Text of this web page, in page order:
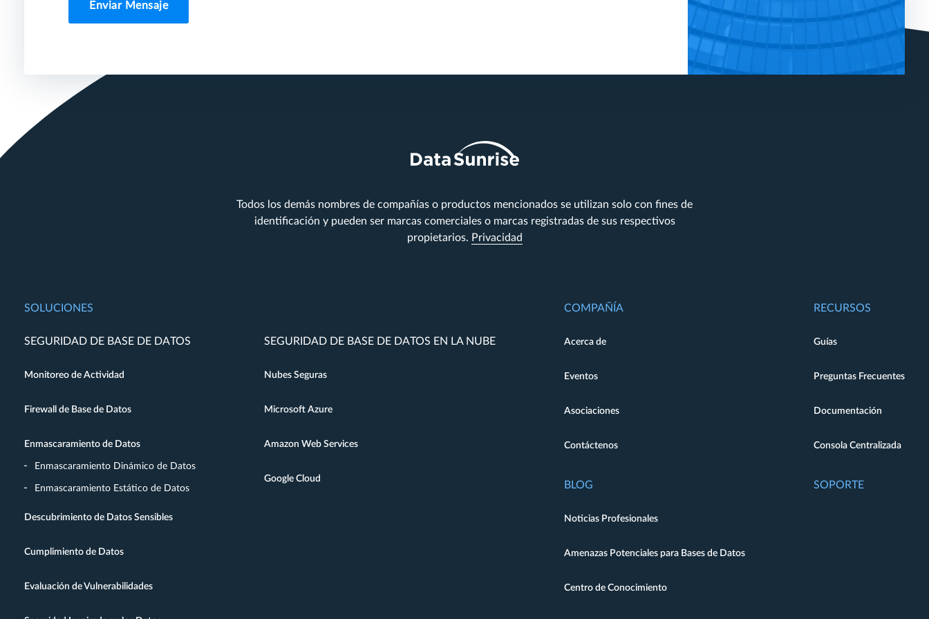
Enviar Mensaje
Todos los demás nombres de compañías o productos mencionados se utilizan solo con fines de
identificación y pueden ser marcas comerciales o marcas registradas de sus respectivos
propietarios. Privacidad
SOLUCIONES
SEGURIDAD DE BASE DE DATOS
Monitoreo de Actividad
Firewall de Base de Datos
Enmascaramiento de Datos
Enmascaramiento Dinámico de Datos
Enmascaramiento Estático de Datos
Descubrimiento de Datos Sensibles
Cumplimiento de Datos
Evaluación de Vulnerabilidades
SEGURIDAD DE BASE DE DATOS EN LA NUBE
Nubes Seguras
Microsoft Azure
Amazon Web Services
Google Cloud
COMPAÑÍA
Acerca de
Eventos
Asociaciones
Contáctenos
BLOG
Noticias Profesionales
Amenazas Potenciales para Bases de Datos
Centro de Conocimiento
RECURSOS
Guías
Preguntas Frecuentes
Documentación
Consola Centralizada
SOPORTE